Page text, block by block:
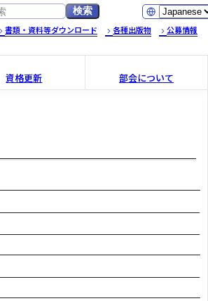
書類・資料等ダウンロード 各種出版物 公募情報
資格更新 部会について